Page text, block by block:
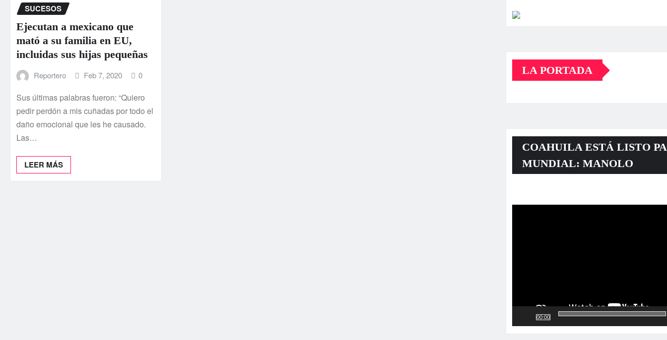
SUCESOS
Ejecutan a mexicano que
mató a su familia en EU,
incluidas sus hijas pequeñas
Reportero Feb 7, 2020 0
Sus últimas palabras fueron: “Quiero
pedir perdón a mis cuñadas por todo el
daño emocional que les he causado.
Las…
LEER MÁS
LA PORTADA
COAHUILA ESTÁ LISTO
MUNDIAL: MANOLO
00:00